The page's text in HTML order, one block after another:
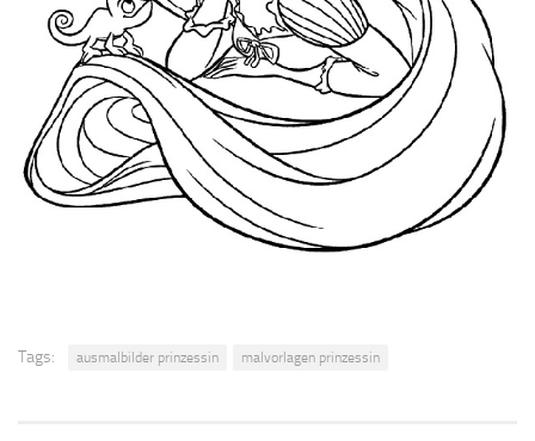
Tags: ausmalbilder prinzessin malvorlagen prinzessin